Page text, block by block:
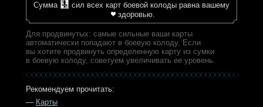
Сумма
сил всех карт боевой колоды равна вашему
здоровью.
Для продвинутых: самые сильные ваши карты
автоматически попадают в боевую колоду. Если
вы хотите продвинуть определенную карту из сумки
в боевую колоду, советуем увеличивать ее уровень.
Рекомендуем прочитать:
— Карты